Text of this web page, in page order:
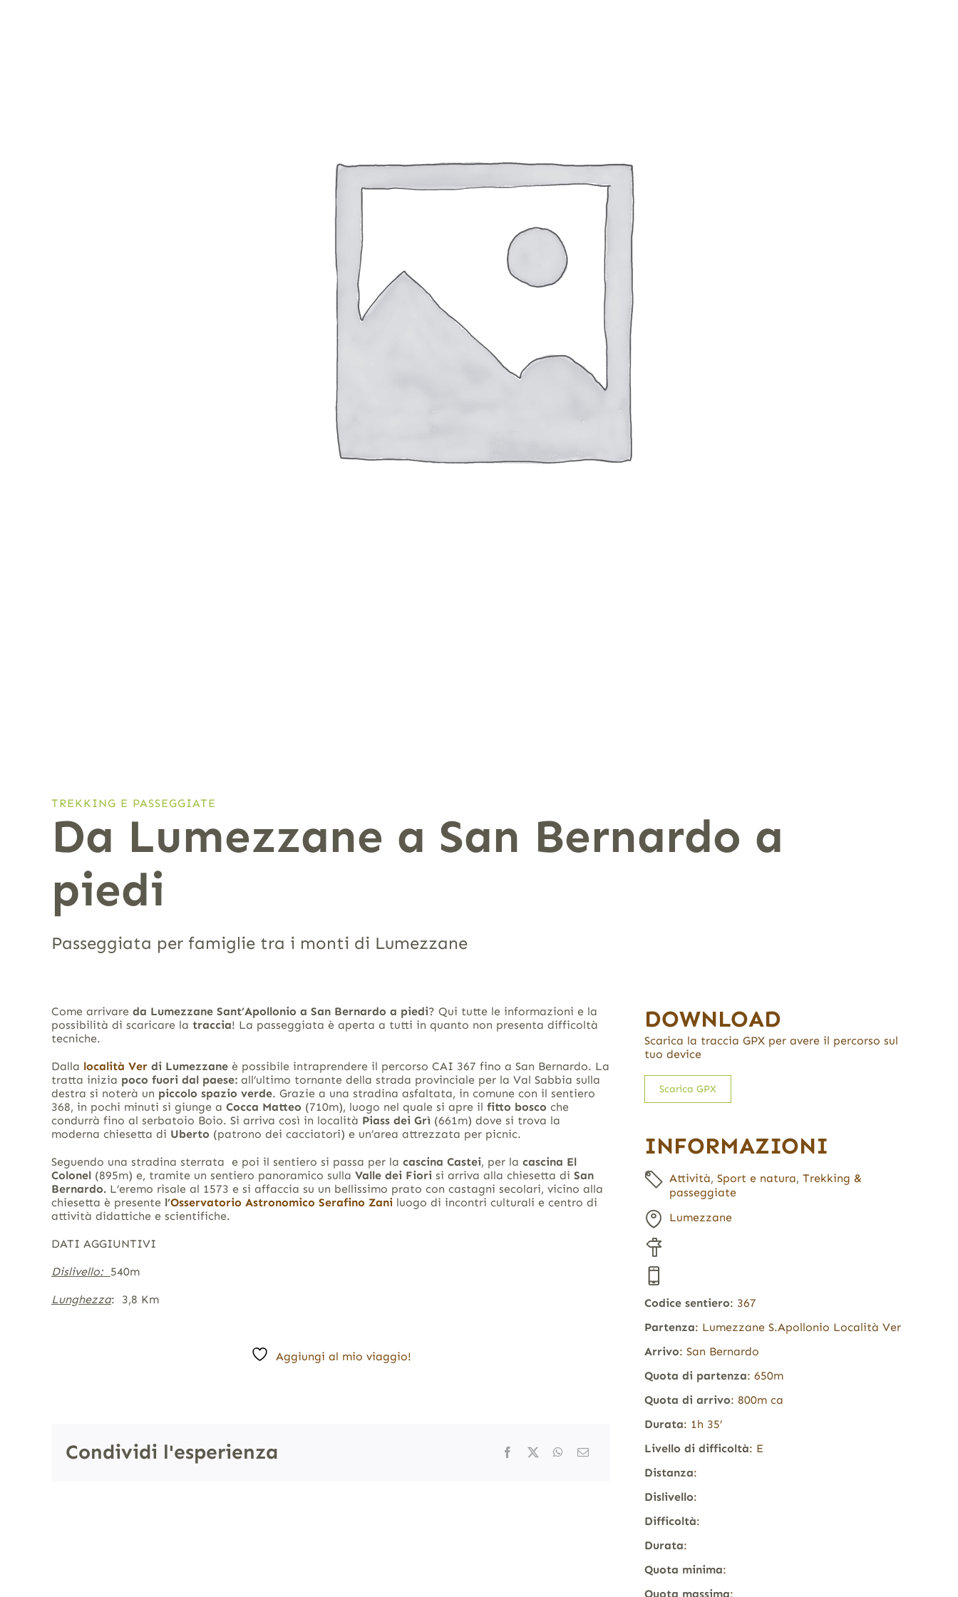
TREKKING E PASSEGGIATE
Da Lumezzane a San Bernardo a
piedi
Passeggiata per famiglie tra i monti di Lumezzane
Come arrivare da Lumezzane Sant’Apollonio a San Bernardo a piedi? Qui tutte le informazioni e la
possibilità di scaricare la traccia! La passeggiata è aperta a tutti in quanto non presenta difficoltà
tecniche.
Dalla località Verdi Lumezzaneè possibile intraprendere il percorso CAI 367 fino a San Bernardo. La
tratta inizia poco fuori dal paese:all’ultimo tornante della strada provinciale per la Val Sabbia sulla
destra si noterà un piccolo spazio verde. Grazie a una stradina asfaltata, in comune con il sentiero
368, in pochi minuti si giunge a Cocca Matteo (710m), luogo nel quale si apre il fitto bosco che
condurrà fino al serbatoio Boio. Si arriva così in località Piass dei Grì (661m) dove si trova la
moderna chiesetta di Uberto (patrono dei cacciatori) e un’area attrezzata per picnic.
Seguendo una stradina sterrata e poi il sentiero si passa per la cascina Castei, per la cascina El
Colonel(895m) e, tramite un sentiero panoramico sulla Valle dei Fiorisi arriva alla chiesetta di San
Bernardo. L’eremo risale al 1573 e si affaccia su un bellissimo prato con castagni secolari, vicino alla
chiesetta è presente l’Osservatorio Astronomico Serafino Zaniluogo di incontri culturali e centro di
attività didattiche e scientifiche.
DATI AGGIUNTIVI
Dislivello: 540m
Lunghezza: 3,8 Km
Aggiungi al mio viaggio!
Condividi l'esperienza
DOWNLOAD
Scarica la traccia GPX per avere il percorso sul
tuo device
Scarica GPX
INFORMAZIONI
Attività, Sport e natura, Trekking &
passeggiate
Lumezzane
Codice sentiero: 367
Partenza: Lumezzane S.Apollonio Località Ver
Arrivo: San Bernardo
Quota di partenza: 650m
Quota di arrivo: 800m ca
Durata: 1h 35’
Livello di difficoltà: E
Distanza:
Dislivello:
Difficoltà:
Durata:
Quota minima:
Quota massima: